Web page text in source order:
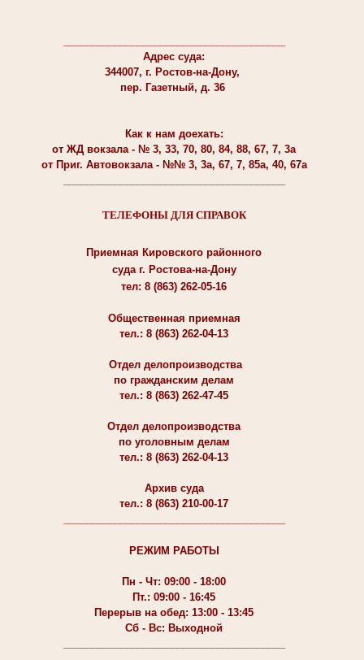
Адрес суда:
344007, г. Ростов-на-Дону,
пер. Газетный, д. 36
Как к нам доехать:
от ЖД вокзала - № 3, 33, 70, 80, 84, 88, 67, 7, 3а
от Приг. Автовокзала - №№ 3, 3а, 67, 7, 85а, 40, 67а
ТЕЛЕФОНЫ ДЛЯ СПРАВОК
Приемная Кировского районного
суда г. Ростова-на-Дону
тел: 8 (863) 262-05-16
Общественная приемная
тел.: 8 (863) 262-04-13
Отдел делопроизводства
по гражданским делам
тел.: 8 (863) 262-47-45
Отдел делопроизводства
по уголовным делам
тел.: 8 (863) 262-04-13
Архив суда
тел.: 8 (863) 210-00-17
РЕЖИМ РАБОТЫ
Пн - Чт: 09:00 - 18:00
Пт.: 09:00 - 16:45
Перерыв на обед: 13:00 - 13:45
Сб - Вс: Выходной